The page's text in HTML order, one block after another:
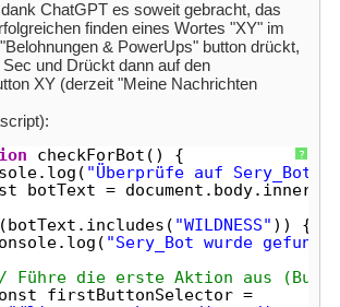
ChatGPT es soweit gebracht, das
finden eines Wortes "XY" im
& PowerUps" button drückt,
und Drückt dann auf den
XY (derzeit "Meine Nachrichten
?
checkForBot() {
"Überprüfe auf
botText =
(botText.includes( "WILDNESS" )) {
"Sery_Bot wurde
Führe die erste Aktion aus
firstButtonSelector =